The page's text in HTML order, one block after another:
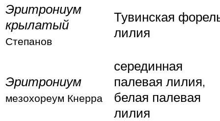
Эритрониум
крылатый
Степанов
Тувинская
лилия
Эритрониум
мезохореум Кнерра
серединная
палевая лилия,
белая палевая
лилия